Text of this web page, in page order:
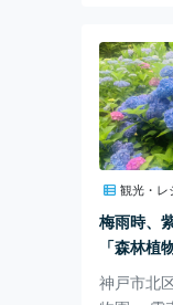
8.2度と
せ、適温
け流しま
湯」、女
湯船は44
る湯」そ
各3つあ
（平日は
円、
観光・レ
梅雨時、
「森林植
神戸市北